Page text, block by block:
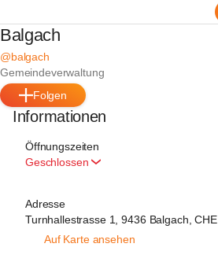
Balgach
@balgach
Gemeindeverwaltung
Folgen
Informationen
Öffnungszeiten
Geschlossen
Adresse
Turnhallestrasse 1, 9436 Balgach, CHE
Auf Karte ansehen